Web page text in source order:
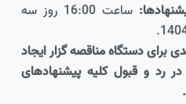
ساعت 16:00 روز سه
برای دستگاه مناقصه گزار ایجاد
رد و قبول کلیه پیشنهادهای